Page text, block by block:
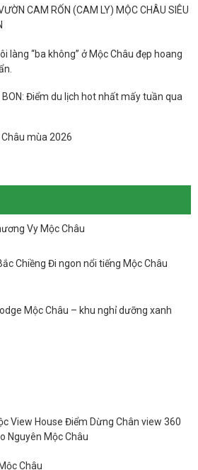
CAM RỐN (CAM LY) MỘC CHÂU SIÊU
làng “ba không” ở Mộc Châu đẹp hoang
BON: Điểm du lịch hot nhất mấy tuần qua
mùa 2026
Vy Mộc Châu
Chiềng Đi ngon nổi tiếng Mộc Châu
Mộc Châu – khu nghỉ dưỡng xanh
View House Điểm Dừng Chân view 360
Nguyên Mộc Châu
Châu